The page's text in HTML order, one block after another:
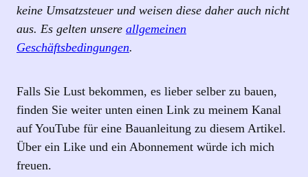
keine Umsatzsteuer und weisen diese daher auch nicht
aus. Es gelten unsere allgemeinen
Geschäftsbedingungen.
Falls Sie Lust bekommen, es lieber selber zu bauen,
finden Sie weiter unten einen Link zu meinem Kanal
auf YouTube für eine Bauanleitung zu diesem Artikel.
Über ein Like und ein Abonnement würde ich mich
freuen.